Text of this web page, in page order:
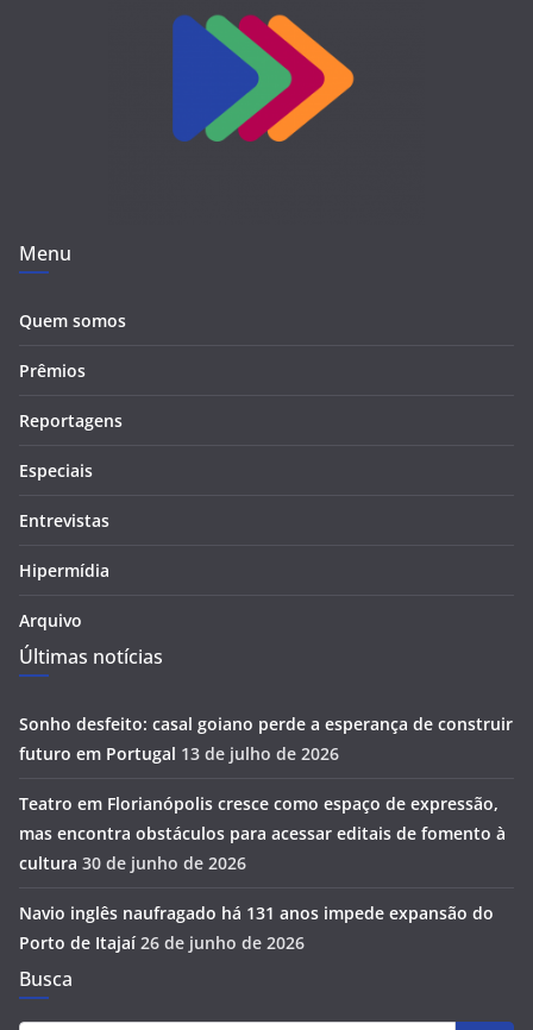
Menu
Quem somos
Prêmios
Reportagens
Especiais
Entrevistas
Hipermídia
Arquivo
Últimas notícias
Sonho desfeito: casal goiano perde a esperança de construir
futuro em Portugal 13 de julho de 2026
Teatro em Florianópolis cresce como espaço de expressão,
mas encontra obstáculos para acessar editais de fomento à
cultura 30 de junho de 2026
Navio inglês naufragado há 131 anos impede expansão do
Porto de Itajaí 26 de junho de 2026
Busca